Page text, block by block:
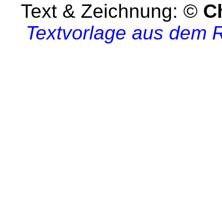
Text & Zeichnung: ©
Textvorlage aus dem